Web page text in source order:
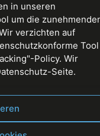
in unseren
um die
verzichten auf
Tool
Policy. Wir
Seite.